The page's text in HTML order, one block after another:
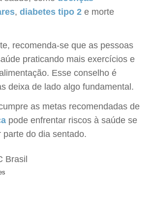
, diabetes tipo 2 e morte
recomenda-se que as pessoas
praticando mais exercícios e
Esse conselho é
deixa de lado algo fundamental.
as metas recomendadas de
pode enfrentar riscos à saúde se
parte do dia sentado.